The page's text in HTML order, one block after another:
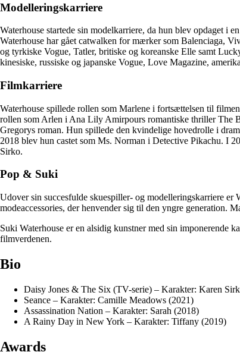
Modelleringskarriere
Waterhouse startede sin modelkarriere, da hun blev opdaget i
Waterhouse har gået catwalken for mærker som Balenciaga,
og tyrkiske Vogue, Tatler, britiske og koreanske Elle samt
kinesiske, russiske og japanske Vogue, Love Magazine,
Filmkarriere
Waterhouse spillede rollen som Marlene i fortsættelsen til
rollen som Arlen i Ana Lily Amirpours romantiske thriller The
Gregorys roman. Hun spillede den kvindelige hovedrolle i
2018 blev hun castet som Ms. Norman i Detective Pikachu. I
Sirko.
Pop & Suki
Udover sin succesfulde skuespiller- og modelleringskarriere
modeaccessories, der henvender sig til den yngre generation.
Suki Waterhouse er en alsidig kunstner med sin imponerende
filmverdenen.
Bio
Daisy Jones & The Six (TV-serie) – Karakter: Karen
Seance – Karakter: Camille Meadows (2021)
Assassination Nation – Karakter: Sarah (2018)
A Rainy Day in New York – Karakter: Tiffany (2019)
Awards